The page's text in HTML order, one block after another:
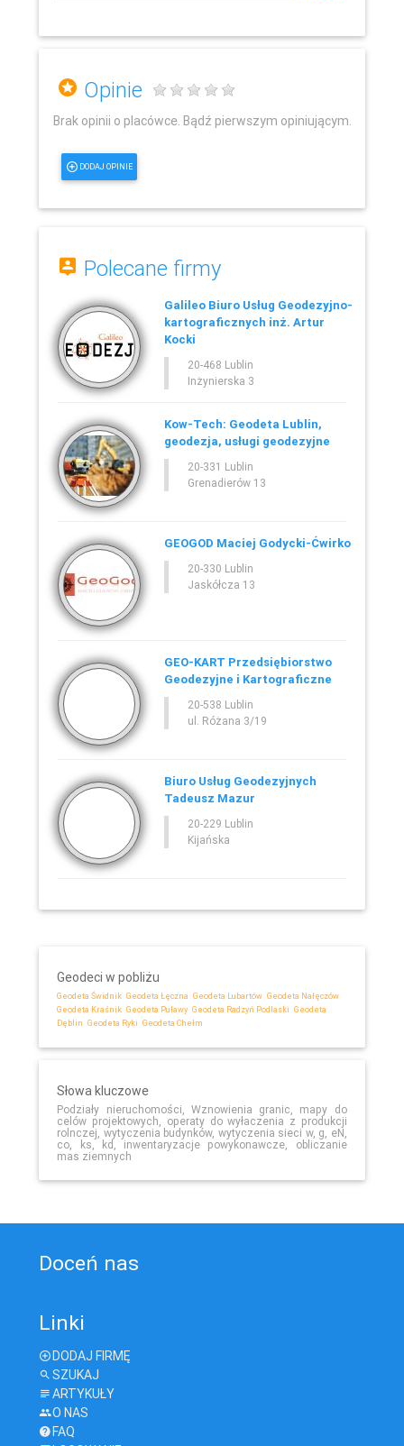
Opinie
Brak opinii o placówce. Bądź pierwszym opiniującym.
DODAJ OPINIE
Polecane firmy
Galileo Biuro Usług Geodezyjno-
kartograficznych inż. Artur
Kocki
20-468 Lublin
Inżynierska 3
Kow-Tech: Geodeta Lublin,
geodezja, usługi geodezyjne
20-331 Lublin
Grenadierów 13
GEOGOD Maciej Godycki-Ćwirko
20-330 Lublin
Jaskółcza 13
GEO-KART Przedsiębiorstwo
Geodezyjne i Kartograficzne
20-538 Lublin
ul. Różana 3/19
Biuro Usług Geodezyjnych
Tadeusz Mazur
20-229 Lublin
Kijańska
Geodeci w pobliżu
Geodeta Świdnik Geodeta Łęczna Geodeta Lubartów Geodeta Nałęczów
Geodeta Kraśnik Geodeta Puławy Geodeta Radzyń Podlaski Geodeta
Dęblin Geodeta Ryki Geodeta Chełm
Słowa kluczowe
Podziały nieruchomości, Wznowienia granic, mapy do
celów projektowych, operaty do wyłaczenia z produkcji
rolnczej, wytyczenia budynków, wytyczenia sieci w, g, eN,
co, ks, kd, inwentaryzacje powykonawcze, obliczanie
mas ziemnych
Doceń nas
Linki
DODAJ FIRMĘ
SZUKAJ
ARTYKUŁY
O NAS
FAQ